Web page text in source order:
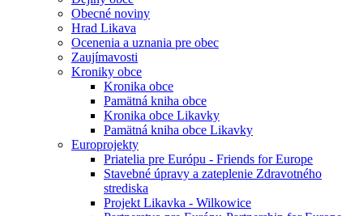
Obecné noviny
Hrad Likava
Ocenenia a uznania pre obec
Zaujímavosti
Kroniky obce
Kronika obce
Pamätná kniha obce
Kronika obce Likavky
Pamätná kniha obce Likavky
Europrojekty
Priatelia pre Európu - Friends for Europe
Stavebné úpravy a zateplenie Zdravotného
strediska
Projekt Likavka - Wilkowice